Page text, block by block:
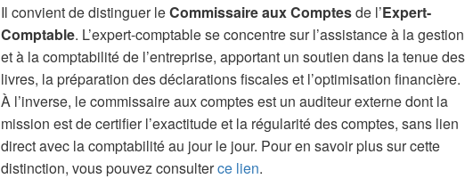
Il convient de distinguer leCommissaire aux Comptesde l’Expert-
Comptable. L’expert-comptable se concentre sur l’assistance à la gestion
et à la comptabilité de l’entreprise, apportant un soutien dans la tenue des
livres, la préparation des déclarations fiscales et l’optimisation financière.
À l’inverse, le commissaire aux comptes est un auditeur externe dont la
mission est de certifier l’exactitude et la régularité des comptes, sans lien
direct avec la comptabilité au jour le jour. Pour en savoir plus sur cette
distinction, vous pouvez consulterce lien.